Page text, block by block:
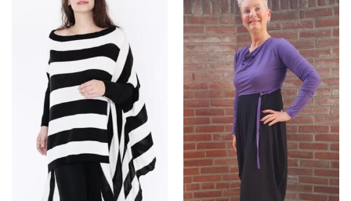
wenslijst
Toevoegen
aan
wenslijst